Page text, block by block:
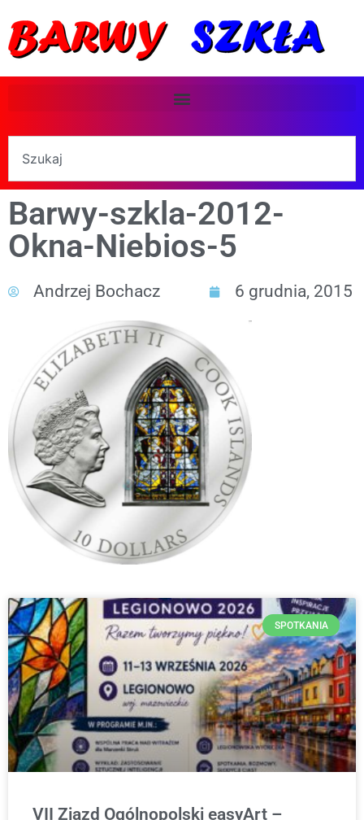
Barwy-szkla-2012-
Okna-Niebios-5
Andrzej Bochacz 6 grudnia, 2015
SPOTKANIA
VII Zjazd Ogólnopolski easyArt –